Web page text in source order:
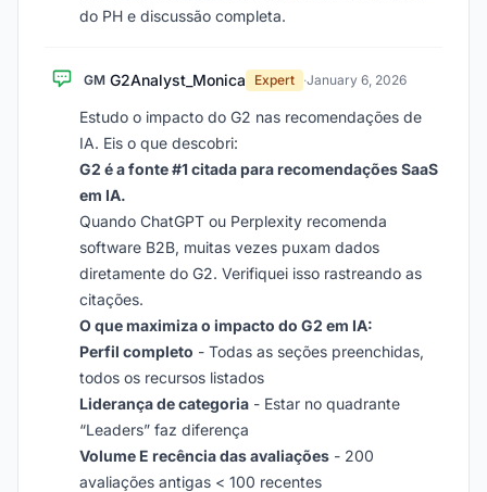
do PH e discussão completa.
GM G2Analyst_Monica Expert ·January 6, 2026
Estudo o impacto do G2 nas recomendações de
IA. Eis o que descobri:
G2 é a fonte #1 citada para recomendações SaaS
em IA.
Quando ChatGPT ou Perplexity recomenda
software B2B, muitas vezes puxam dados
diretamente do G2. Verifiquei isso rastreando as
citações.
O que maximiza o impacto do G2 em IA:
Perfil completo - Todas as seções preenchidas,
todos os recursos listados
Liderança de categoria - Estar no quadrante
“Leaders” faz diferença
Volume E recência das avaliações - 200
avaliações antigas < 100 recentes